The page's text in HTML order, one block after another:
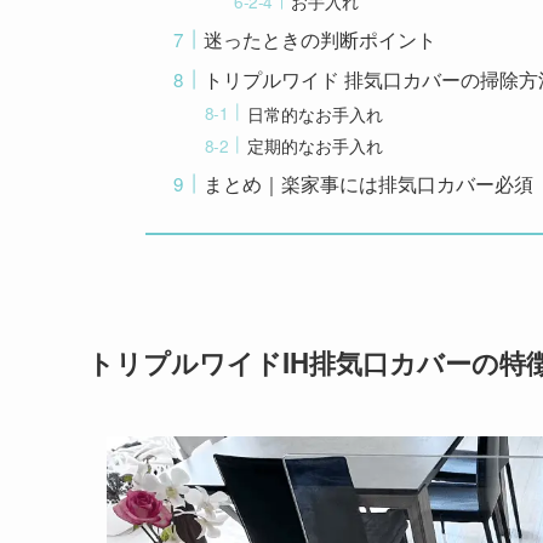
迷ったときの判断ポイント
トリプルワイド 排気口カバーの掃除
日常的なお手入れ
定期的なお手入れ
まとめ｜楽家事には排気口カバー必須
トリプルワイドIH排気口カバーの特